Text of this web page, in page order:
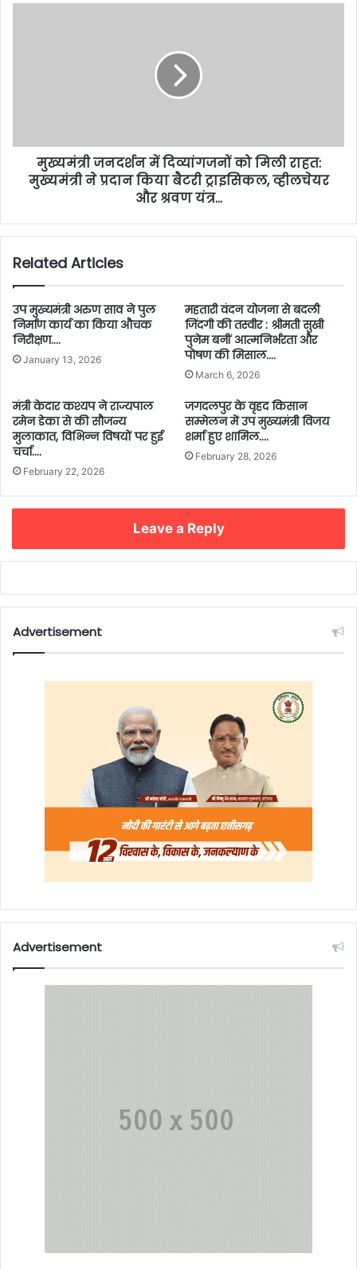
मुख्यमंत्री जनदर्शन में दिव्यांगजनों को मिली राहत:
मुख्यमंत्री ने प्रदान किया बैटरी ट्राइसिकल, व्हीलचेयर
और श्रवण यंत्र…
Related Articles
उप मुख्यमंत्री अरुण साव ने पुल
निर्माण कार्य का किया औचक
निरीक्षण….
January 13, 2026
महतारी वंदन योजना से बदली
जिंदगी की तस्वीर : श्रीमती सुखी
पुनेम बनीं आत्मनिर्भरता और
पोषण की मिसाल….
March 6, 2026
मंत्री केदार कश्यप ने राज्यपाल
रमेन डेका से की सौजन्य
मुलाकात, विभिन्न विषयों पर हुई
चर्चा….
February 22, 2026
जगदलपुर के वृहद किसान
सम्मेलन में उप मुख्यमंत्री विजय
शर्मा हुए शामिल….
February 28, 2026
Leave a Reply
Advertisement
Advertisement